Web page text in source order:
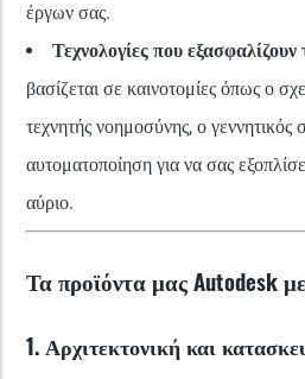
έργων σας.
Τεχνολογίες που εξασφαλίζουν
βασίζεται σε καινοτομίες όπως ο
τεχνητής νοημοσύνης, ο γεννητικός
αυτοματοποίηση για να σας
αύριο.
Τα προϊόντα μας Autodesk
1. Αρχιτεκτονική και